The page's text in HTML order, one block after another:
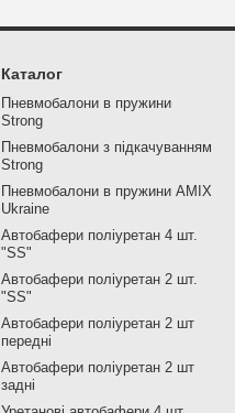
Каталог
Пневмобалони в пружини
Strong
Пневмобалони з підкачуванням
Strong
Пневмобалони в пружини AMIX
Ukraine
Автобафери поліуретан 4 шт.
"SS"
Автобафери поліуретан 2 шт.
"SS"
Автобафери поліуретан 2 шт
передні
Автобафери поліуретан 2 шт
задні